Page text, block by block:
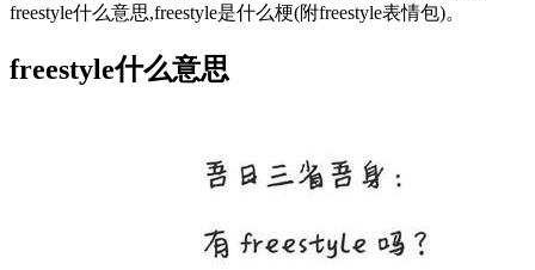
freestyle什么意思,freestyle是什么梗(附freestyle表情包)。
freestyle什么意思